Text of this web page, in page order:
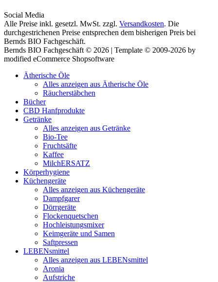
Social Media
Alle Preise inkl. gesetzl. MwSt. zzgl. Versandkosten. Die
durchgestrichenen Preise entsprechen dem bisherigen Preis bei
Bernds BIO Fachgeschäft.
Bernds BIO Fachgeschäft © 2026 | Template © 2009-2026 by
modified eCommerce Shopsoftware
Ätherische Öle
Alles anzeigen aus Ätherische Öle
Räucherstäbchen
Bücher
CBD Hanfprodukte
Getränke
Alles anzeigen aus Getränke
Bio-Tee
Fruchtsäfte
Kaffee
MilchERSATZ
Körperhygiene
Küchengeräte
Alles anzeigen aus Küchengeräte
Dampfgarer
Dörrgeräte
Flockenquetschen
Hochleistungsmixer
Keimgeräte und Samen
Saftpressen
LEBENsmittel
Alles anzeigen aus LEBENsmittel
Aronia
Aufstriche